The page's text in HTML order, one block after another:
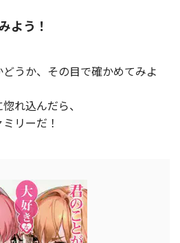
よう！
うか、その目で確かめてみよ
れ込んだら、
リーだ！